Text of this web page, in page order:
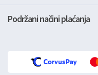
Podržani načini plaćanja